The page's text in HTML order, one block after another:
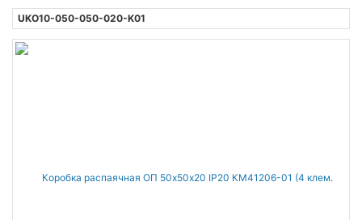
UKO10-050-050-020-K01